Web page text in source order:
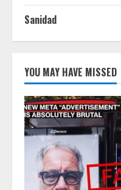
Sanidad
YOU MAY HAVE MISSED